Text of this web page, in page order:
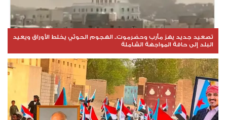
تصعيد جديد يهز مأرب وحضرموت.. الهجوم الحوثي يخلط الأوراق ويعيد
البلد إلى حافة المواجهة الشاملة